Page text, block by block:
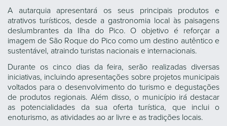
A autarquia apresentará os seus principais produtos e
atrativos turísticos, desde a gastronomia local às paisagens
deslumbrantes da Ilha do Pico. O objetivo é reforçar a
imagem de São Roque do Pico como um destino autêntico e
sustentável, atraindo turistas nacionais e internacionais.
Durante os cinco dias da feira, serão realizadas diversas
iniciativas, incluindo apresentações sobre projetos municipais
voltados para o desenvolvimento do turismo e degustações
de produtos regionais. Além disso, o município irá destacar
as potencialidades da sua oferta turística, que inclui o
enoturismo, as atividades ao ar livre e as tradições locais.